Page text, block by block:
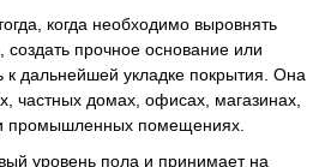
когда необходимо выровнять
прочное основание или
к дальнейшей укладке покрытия. Она
частных домах, офисах, магазинах,
и промышленных помещениях.
уровень пола и принимает на